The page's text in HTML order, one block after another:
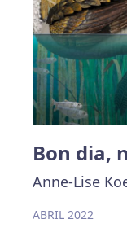
Bon dia,
Anne-Lise
ABRIL 2022